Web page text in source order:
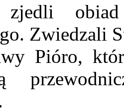
zjedli
Zwiedzali
Pióro,